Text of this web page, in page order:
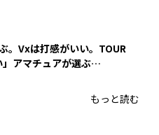
。Vxは打感がいい。TOUR
アマチュアが選ぶ
もっと読む